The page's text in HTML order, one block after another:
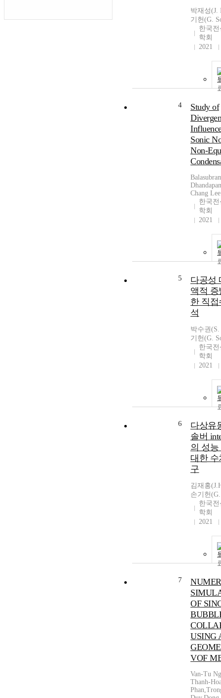
박재성(J.
기헌(G.
한국
학회
2021
4
Study of
Sonic
Non-
Chang Lee
한국
학회
2021
5
다공성
액적 증
한 직접
석
박수권
기헌(G.
한국
학회
2021
6
다상유
솔버
의 성능
대한 수
구
김재홍
손기헌
한국
학회
2021
7
OF
USING
VOF
Van-Tu
Thanh-